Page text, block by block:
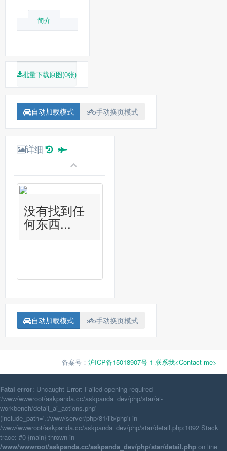
简介
批量下载原图(0张)
自动加载模式 手动换页模式
详细
没有找到任
何东西...
自动加载模式 手动换页模式
备案号： 沪ICP备15018907号-1 联系我<Contact me>
Fatal error: Uncaught Error: Failed opening required
'/www/wwwroot/askpanda.cc/askpanda_dev/php/star/ai-
workbench/detail_ai_actions.php'
(include_path='.:/www/server/php/81/lib/php') in
/www/wwwroot/askpanda.cc/askpanda_dev/php/star/detail.php:1092 Stack
trace: #0 {main} thrown in
/www/wwwroot/askpanda.cc/askpanda_dev/php/star/detail.php on line